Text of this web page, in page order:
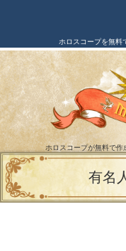
ホロスコープを無料
ホロスコープが無料で作
有名